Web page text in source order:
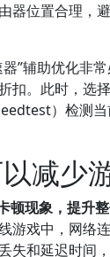
器位置合理，
”辅助优化非
扣。此时，选
）检测
减少
现象，提升整
游戏中，网络
失和延迟时间